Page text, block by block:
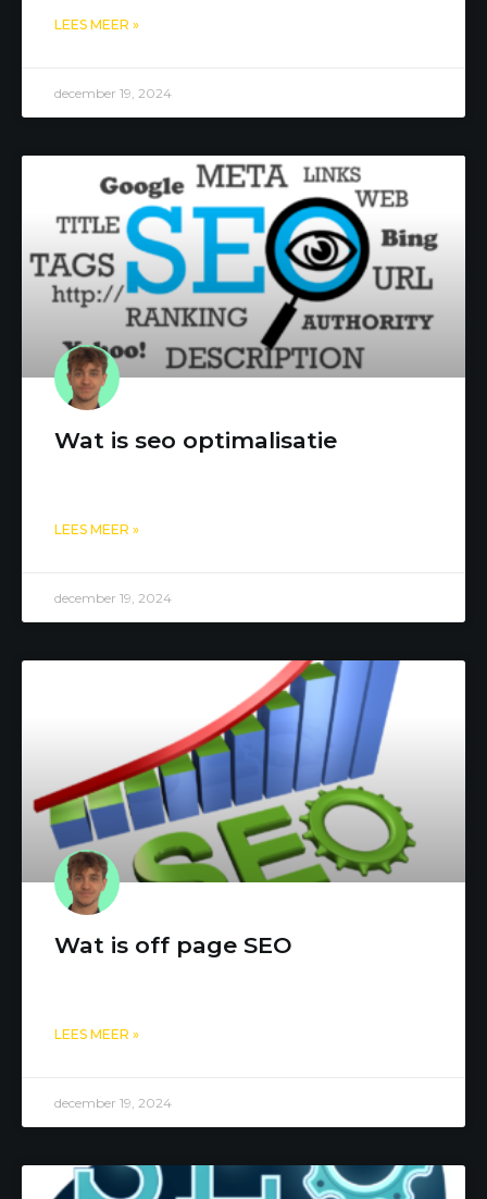
LEES MEER »
december 19, 2024
Wat is seo optimalisatie
LEES MEER »
december 19, 2024
Wat is off page SEO
LEES MEER »
december 19, 2024